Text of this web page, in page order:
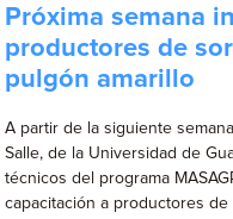
Próxima semana
productores de
pulgón amarillo
A partir de la siguiente
Salle, de la Universidad de
técnicos del programa
capacitación a productores